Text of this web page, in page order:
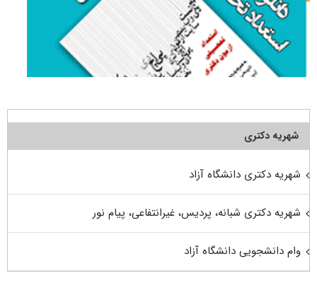
شهریه دکتری
شهریه دکتری دانشگاه آزاد
شهریه دکتری شبانه، پردیس، غیرانتفاعی، پیام نور
وام دانشجویی دانشگاه آزاد